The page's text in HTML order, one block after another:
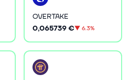
OVERTAKE
0,065739 €▼6.3%